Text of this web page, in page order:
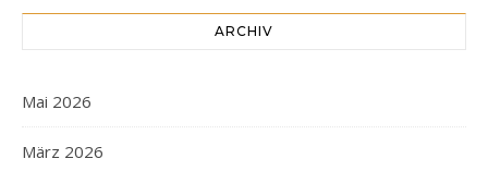
ARCHIV
Mai 2026
März 2026